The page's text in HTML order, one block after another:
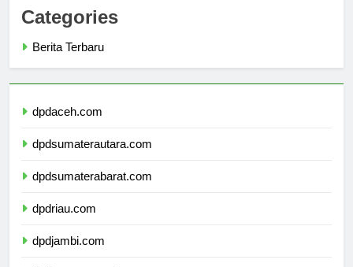
Categories